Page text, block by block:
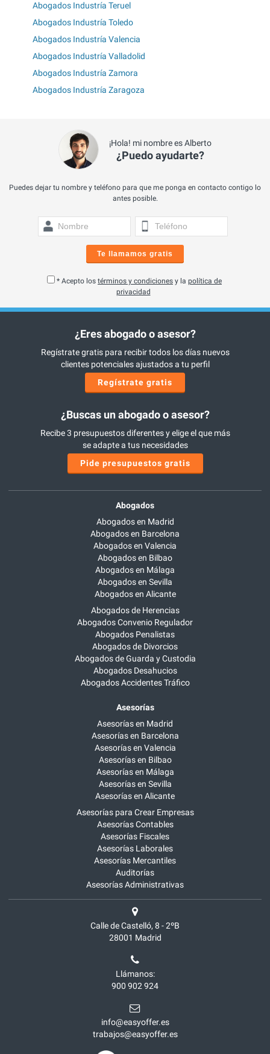
Abogados Industría Teruel
Abogados Industría Toledo
Abogados Industría Valencia
Abogados Industría Valladolid
Abogados Industría Zamora
Abogados Industría Zaragoza
¡Hola! mi nombre es Alberto
¿Puedo ayudarte?
Puedes dejar tu nombre y teléfono para que me ponga en contacto contigo lo
antes posible.
Te llamamos gratis
* Acepto los términos y condiciones y la política de
privacidad
¿Eres abogado o asesor?
Regístrate gratis para recibir todos los días nuevos
clientes potenciales ajustados a tu perfil
Regístrate gratis
¿Buscas un abogado o asesor?
Recibe 3 presupuestos diferentes y elige el que más
se adapte a tus necesidades
Pide presupuestos gratis
Abogados
Abogados en Madrid
Abogados en Barcelona
Abogados en Valencia
Abogados en Bilbao
Abogados en Málaga
Abogados en Sevilla
Abogados en Alicante
Abogados de Herencias
Abogados Convenio Regulador
Abogados Penalistas
Abogados de Divorcios
Abogados de Guarda y Custodia
Abogados Desahucios
Abogados Accidentes Tráfico
Asesorías
Asesorías en Madrid
Asesorías en Barcelona
Asesorías en Valencia
Asesorías en Bilbao
Asesorías en Málaga
Asesorías en Sevilla
Asesorías en Alicante
Asesorías para Crear Empresas
Asesorías Contables
Asesorías Fiscales
Asesorías Laborales
Asesorías Mercantiles
Auditorías
Asesorías Administrativas
Calle de Castelló, 8 - 2ºB
28001 Madrid
Llámanos:
900 902 924
info@easyoffer.es
trabajos@easyoffer.es